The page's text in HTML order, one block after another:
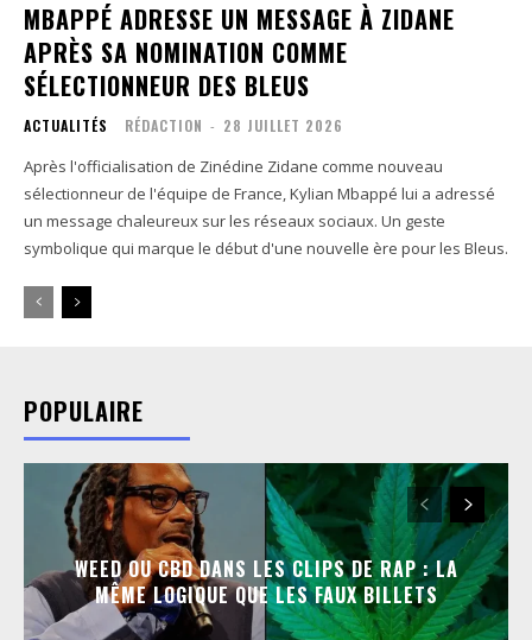
MBAPPÉ ADRESSE UN MESSAGE À ZIDANE
APRÈS SA NOMINATION COMME
SÉLECTIONNEUR DES BLEUS
ACTUALITÉS RÉDACTION - 28 JUILLET 2026
Après l'officialisation de Zinédine Zidane comme nouveau
sélectionneur de l'équipe de France, Kylian Mbappé lui a adressé
un message chaleureux sur les réseaux sociaux. Un geste
symbolique qui marque le début d'une nouvelle ère pour les Bleus.
POPULAIRE
WEED OU CBD DANS LES CLIPS DE RAP : LA
MÊME LOGIQUE QUE LES FAUX BILLETS